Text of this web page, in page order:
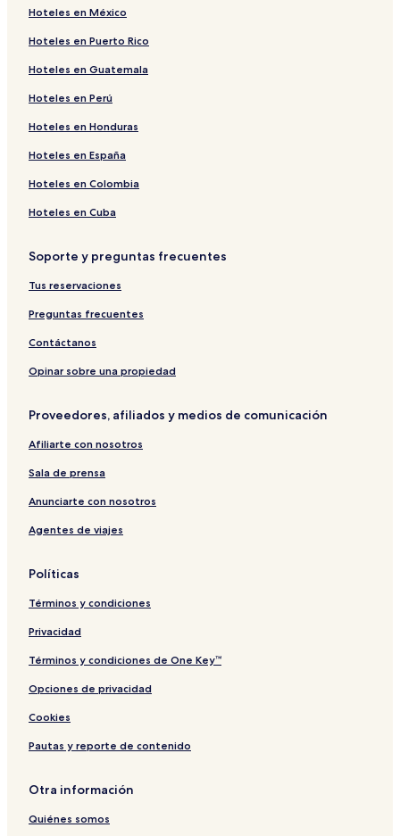
Hoteles en México
Hoteles en Puerto Rico
Hoteles en Guatemala
Hoteles en Perú
Hoteles en Honduras
Hoteles en España
Hoteles en Colombia
Hoteles en Cuba
Soporte y preguntas frecuentes
Tus reservaciones
Preguntas frecuentes
Contáctanos
Opinar sobre una propiedad
Proveedores, afiliados y medios de comunicación
Afiliarte con nosotros
Sala de prensa
Anunciarte con nosotros
Agentes de viajes
Políticas
Términos y condiciones
Privacidad
Términos y condiciones de One Key™
Opciones de privacidad
Cookies
Pautas y reporte de contenido
Otra información
Quiénes somos